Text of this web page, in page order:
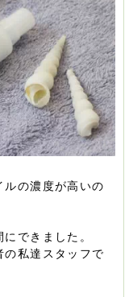
の濃度が高いの
できました。
の私達スタッフで